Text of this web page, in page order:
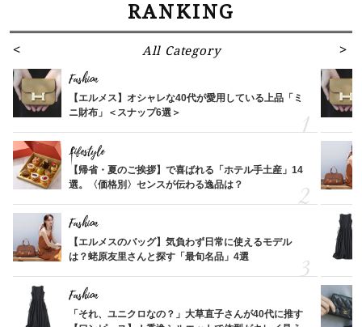
RANKING
All Category
Fashion
【エルメス】オシャレな40代が愛用している上品「ミ
ニ財布」＜スナップ6選＞
Lifestyle
【帰省・夏のご挨拶】で喜ばれる「ホテル手土産」14
選。〈価格別〉センスが伝わる逸品は？
Fashion
【エルメスのバッグ】気負わず日常に使えるモデル
は？蛯原友里さんと探す「最旬名品」4選
Fashion
「それ、ユニクロなの？」大草直子さんが40代に推す